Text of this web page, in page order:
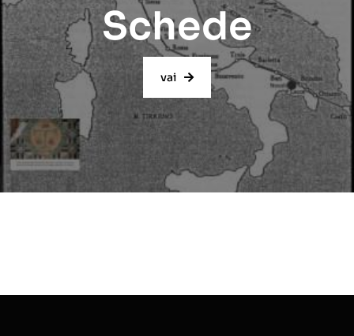
Schede
vai